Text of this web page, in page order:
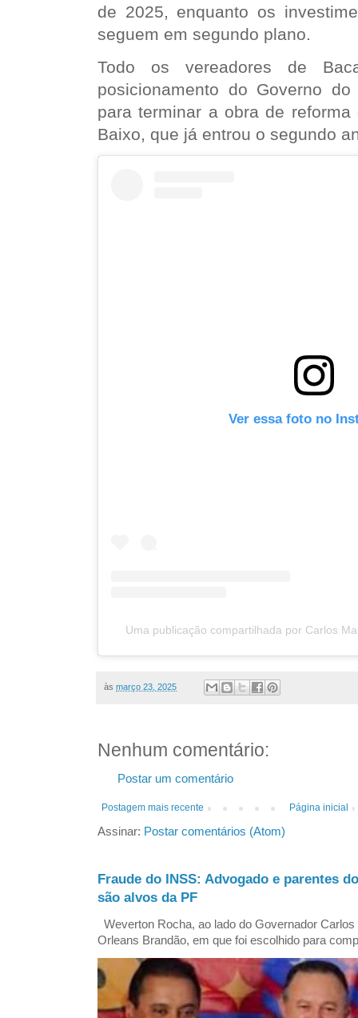
de 2025, enquanto os
seguem em segundo plano.
Todo os vereadores de
posicionamento do Governo
para terminar a obra de
Baixo, que já entrou o segundo
Ver essa foto no
Uma publicação compartilhada por Carlos
às março 23, 2025
Nenhum comentário:
Postar um comentário
Postagem mais recente Página inicial
Assinar: Postar comentários (Atom)
Fraude do INSS: Advogado e parentes
são alvos da PF
Weverton Rocha, ao lado do Governador
Orleans Brandão, em que foi escolhido para